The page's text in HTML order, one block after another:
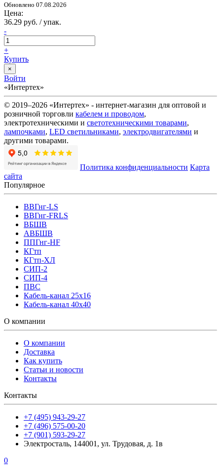
Обновлено 07.08.2026
Цена:
36.29 руб. / упак.
-
+
Купить
×
Войти
«Интертех»
© 2019–2026 «Интертех» - интернет-магазин для оптовой и
розничной торговли кабелем и проводом,
электротехническими и светотехническими товарами,
лампочками, LED светильниками, электродвигателями и
другими товарами.
Политика конфиденциальности Карта
сайта
Популярное
ВВГнг-LS
ВВГнг-FRLS
ВБШВ
АВБШВ
ППГнг-HF
КГтп
КГтп-ХЛ
СИП-2
СИП-4
ПВС
Кабель-канал 25х16
Кабель-канал 40х40
О компании
О компании
Доставка
Как купить
Статьи и новости
Контакты
Контакты
+7 (495) 943-29-27
+7 (496) 575-00-20
+7 (901) 593-29-27
Электросталь, 144001, ул. Трудовая, д. 1в
0